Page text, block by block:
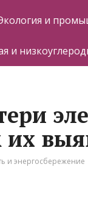
и
и
их
и энергосбережение